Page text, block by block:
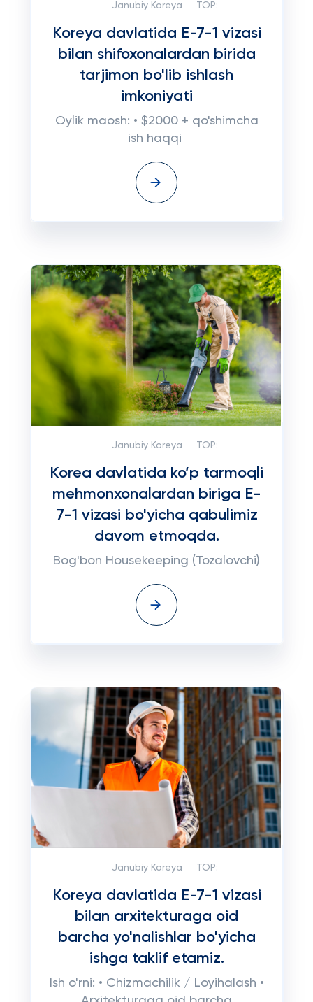
Janubiy Koreya TOP:
Koreya davlatida E-7-1 vizasi
bilan shifoxonalardan birida
tarjimon bo'lib ishlash
imkoniyati
Oylik maosh: • $2000 + qo'shimcha
ish haqqi
Janubiy Koreya TOP:
Korea davlatida ko’p tarmoqli
mehmonxonalardan biriga E-
7-1 vizasi bo'yicha qabulimiz
davom etmoqda.
Bog'bon Housekeeping (Tozalovchi)
Janubiy Koreya TOP:
Koreya davlatida E-7-1 vizasi
bilan arxitekturaga oid
barcha yo'nalishlar bo'yicha
ishga taklif etamiz.
Ish o'rni: • Chizmachilik / Loyihalash •